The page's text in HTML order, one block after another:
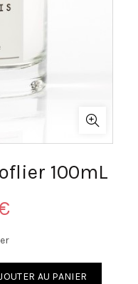
100mL
AU PANIER